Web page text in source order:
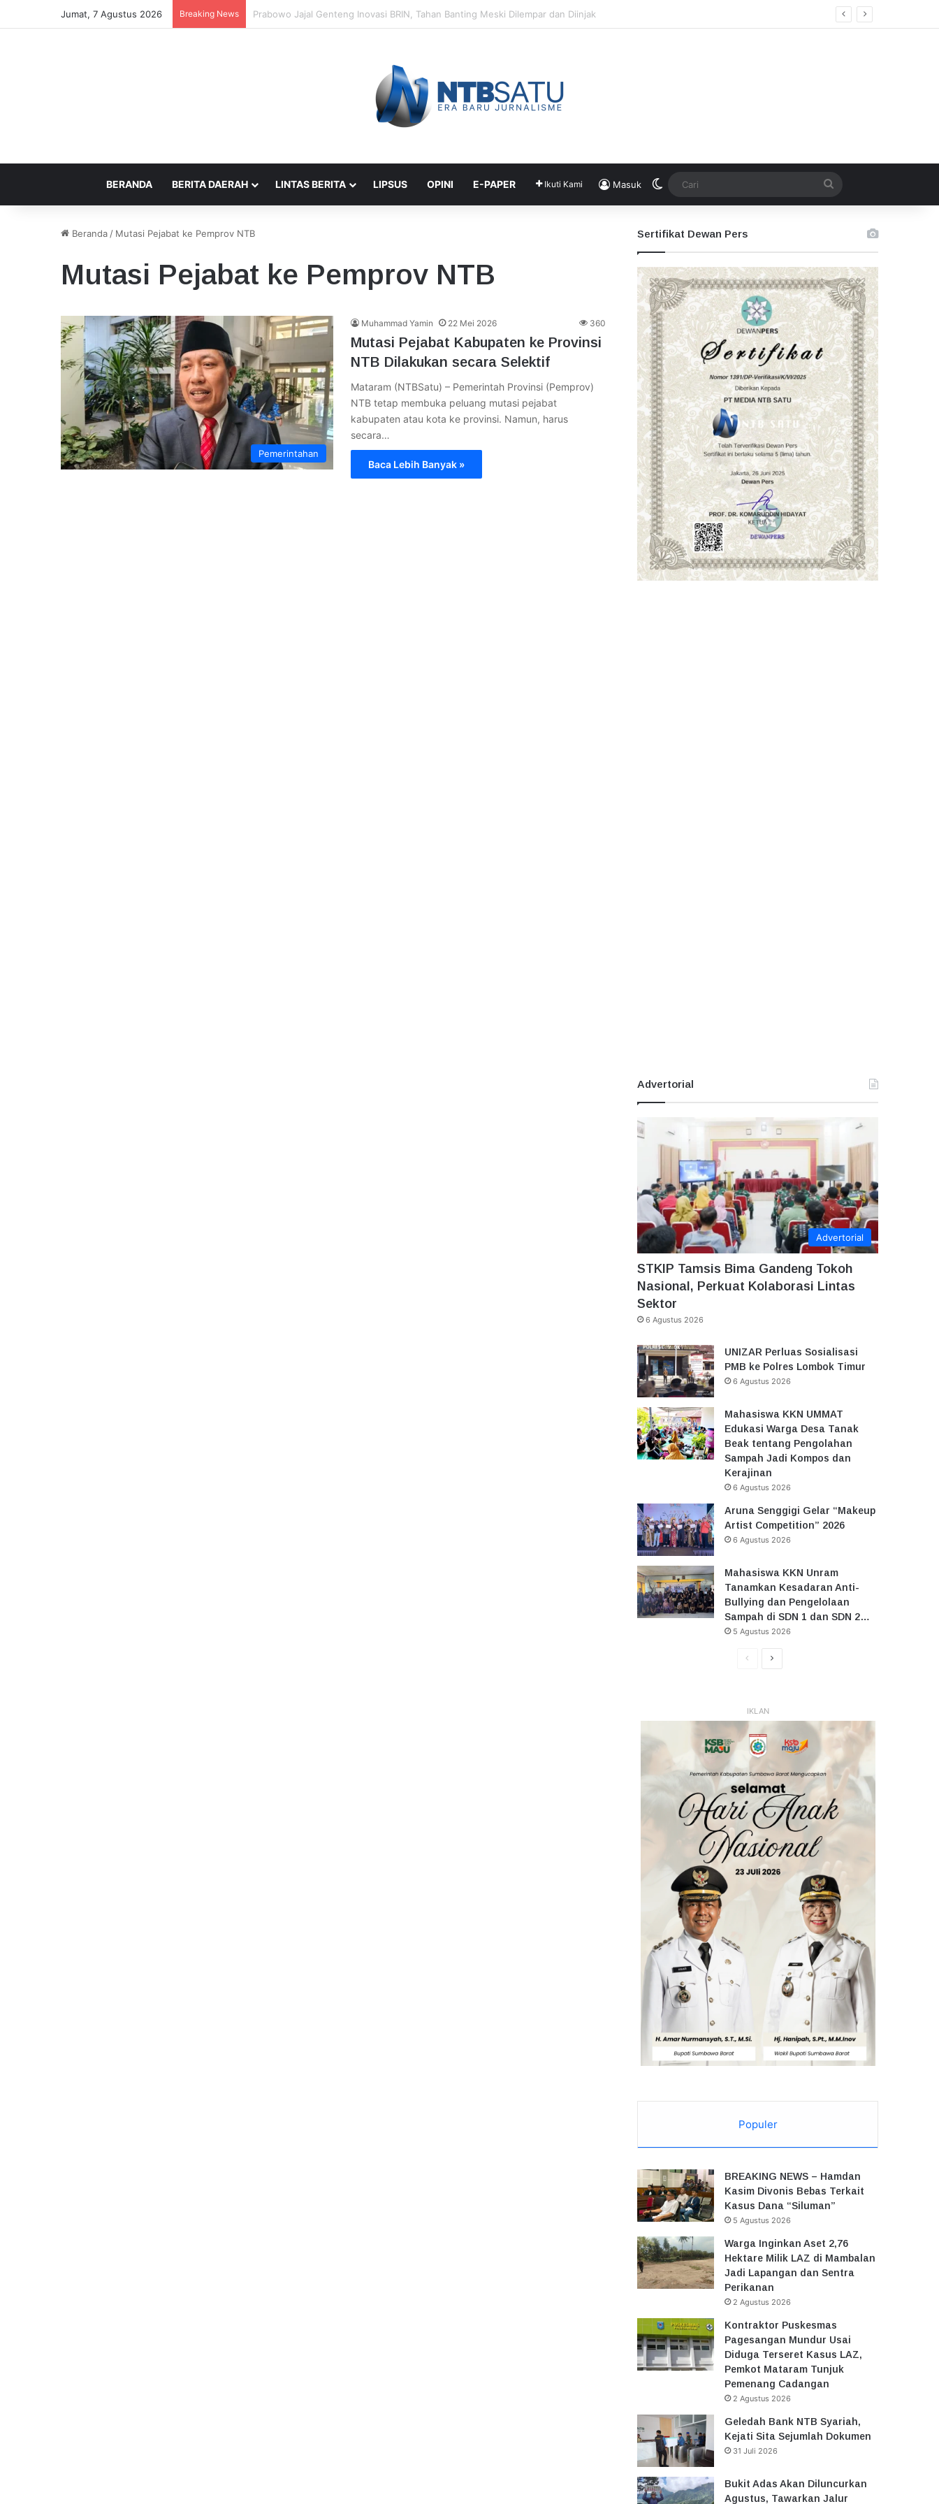
Jumat, 7 Agustus 2026 Breaking News Pemprov NTB Segera Terapkan Manajemen Talenta, Pengisian Jabatan Tak Lagi Andalkan Seleksi Terbuka
BERANDA BERITA DAERAH LINTAS BERITA LIPSUS OPINI E-PAPER Ikuti Kami Masuk Switch skin
Beranda / Mutasi Pejabat ke Pemprov NTB
Mutasi Pejabat ke Pemprov NTB
Pemerintahan
Muhammad Yamin 22 Mei 2026 360
Mutasi Pejabat Kabupaten ke Provinsi
NTB Dilakukan secara Selektif
Mataram (NTBSatu) – Pemerintah Provinsi (Pemprov)
NTB tetap membuka peluang mutasi pejabat
kabupaten atau kota ke provinsi. Namun, harus
secara…
Baca Lebih Banyak »
Sertifikat Dewan Pers
Advertorial
Advertorial
STKIP Tamsis Bima Gandeng Tokoh
Nasional, Perkuat Kolaborasi Lintas
Sektor
6 Agustus 2026
UNIZAR Perluas Sosialisasi
PMB ke Polres Lombok Timur
6 Agustus 2026
Mahasiswa KKN UMMAT
Edukasi Warga Desa Tanak
Beak tentang Pengolahan
Sampah Jadi Kompos dan
Kerajinan
6 Agustus 2026
Aruna Senggigi Gelar “Makeup
Artist Competition” 2026
6 Agustus 2026
Mahasiswa KKN Unram
Tanamkan Kesadaran Anti-
Bullying dan Pengelolaan
Sampah di SDN 1 dan SDN 2…
5 Agustus 2026
HalamanHalaman
IKLAN
Populer
BREAKING NEWS – Hamdan
Kasim Divonis Bebas Terkait
Kasus Dana “Siluman”
5 Agustus 2026
Warga Inginkan Aset 2,76
Hektare Milik LAZ di Mambalan
Jadi Lapangan dan Sentra
Perikanan
2 Agustus 2026
Kontraktor Puskesmas
Pagesangan Mundur Usai
Diduga Terseret Kasus LAZ,
Pemkot Mataram Tunjuk
Pemenang Cadangan
2 Agustus 2026
Geledah Bank NTB Syariah,
Kejati Sita Sejumlah Dokumen
31 Juli 2026
Bukit Adas Akan Diluncurkan
Agustus, Tawarkan Jalur